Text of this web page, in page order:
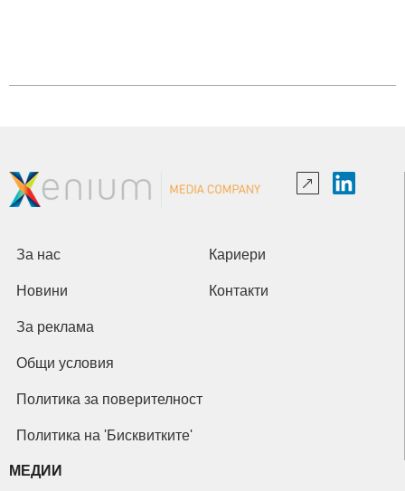
За нас Кариери
Новини Контакти
За реклама
Общи условия
Политика за поверителност
Политика на 'Бисквитките'
МЕДИИ